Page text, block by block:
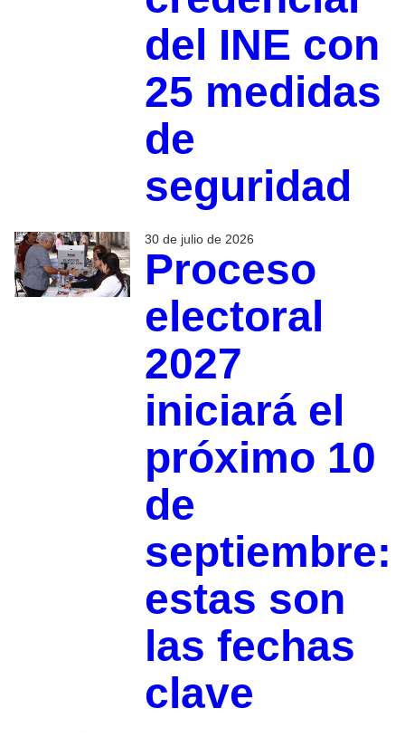
del INE con
25 medidas
de
seguridad
30 de julio de 2026
Proceso
electoral
2027
iniciará el
próximo 10
de
septiembre:
estas son
las fechas
clave